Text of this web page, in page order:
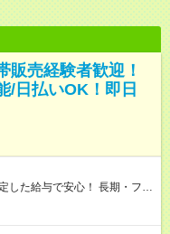
売経験者歓迎！
/日払いOK！即日
いただきたいと思っていま
で、安定した給与が入りま